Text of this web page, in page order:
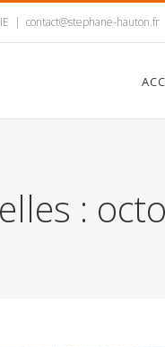
| contact@stephane-hauton.fr
: